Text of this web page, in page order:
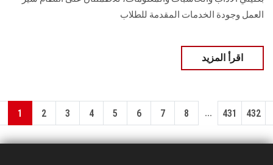
العمل وجودة الخدمات المقدمة للطلاب
اقرأ المزيد
1 2 3 4 5 6 7 8 ... 431 432